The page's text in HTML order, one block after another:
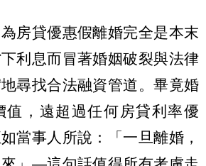
房貸優惠假離婚完全是本末
利息而冒著婚姻破裂與法律
尋找合法融資管道。畢竟婚
值，遠超過任何房貸利率優
當事人所說：「一旦離婚，